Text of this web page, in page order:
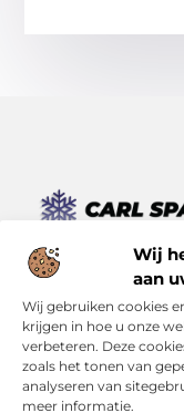
Wij
aan
Wij gebruiken cookies
krijgen in hoe u onze
verbeteren. Deze
zoals het tonen van
analyseren van
meer informatie.
Van kleine
Ontdek een
dagelijks leven
Bericht